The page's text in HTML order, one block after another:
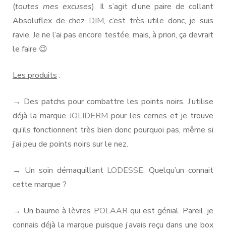
(toutes mes excuses). Il s’agit d’une paire de collant
Absoluflex de chez DIM, c’est très utile donc, je suis
ravie. Je ne l’ai pas encore testée, mais, à priori, ça devrait
le faire 😉
Les produits :
→ Des patchs pour combattre les points noirs. J’utilise
déjà la marque JOLIDERM pour les cernes et je trouve
qu’ils fonctionnent très bien donc pourquoi pas, même si
j’ai peu de points noirs sur le nez.
→ Un soin démaquillant LODESSE. Quelqu’un connait
cette marque ?
→ Un baume à lèvres POLAARqui est génial. Pareil, je
connais déjà la marque puisque j’avais reçu dans une box